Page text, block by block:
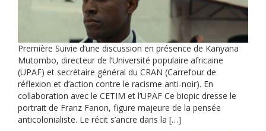
Première Suivie d’une discussion en présence de Kanyana
Mutombo, directeur de l’Université populaire africaine
(UPAF) et secrétaire général du CRAN (Carrefour de
réflexion et d’action contre le racisme anti-noir). En
collaboration avec le CETIM et l’UPAF Ce biopic dresse le
portrait de Franz Fanon, figure majeure de la pensée
anticolonialiste. Le récit s’ancre dans la […]